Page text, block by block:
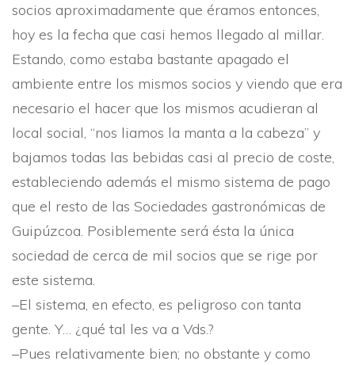
socios aproximadamente que éramos entonces,
hoy es la fecha que casi hemos llegado al millar.
Estando, como estaba bastante apagado el
ambiente entre los mismos socios y viendo que era
necesario el hacer que los mismos acudieran al
local social, “nos liamos la manta a la cabeza” y
bajamos todas las bebidas casi al precio de coste,
estableciendo además el mismo sistema de pago
que el resto de las Sociedades gastronómicas de
Guipúzcoa. Posiblemente será ésta la única
sociedad de cerca de mil socios que se rige por
este sistema.
–El sistema, en efecto, es peligroso con tanta
gente. Y… ¿qué tal les va a Vds.?
–Pues relativamente bien; no obstante y como